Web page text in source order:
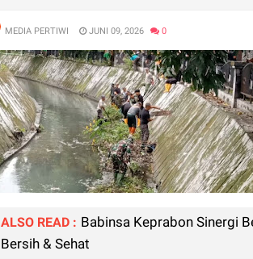
MEDIA PERTIWI JUNI 09, 2026 0
ALSO READ : Babinsa Keprabon Sinergi
Bersih & Sehat